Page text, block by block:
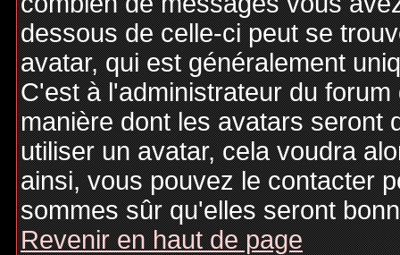
dessous de celle-ci peut se
avatar, qui est généralement
C'est à l'administrateur du
manière dont les avatars seront
utiliser un avatar, cela voudra
ainsi, vous pouvez le contacter
sommes sûr qu'elles seront
Revenir en haut de page